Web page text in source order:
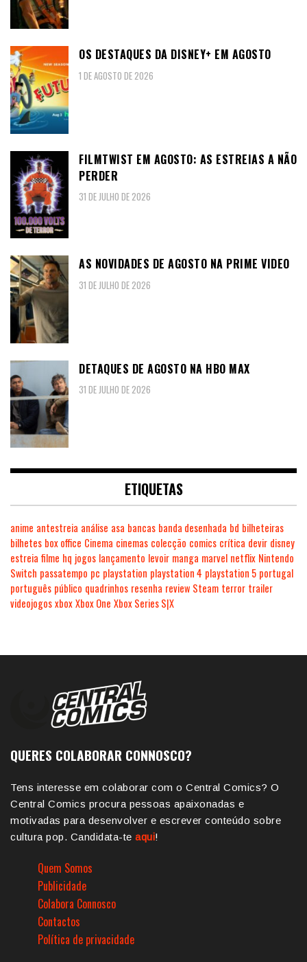
OS DESTAQUES DA DISNEY+ EM AGOSTO
1 DE AGOSTO DE 2026
FILMTWIST EM AGOSTO: AS ESTREIAS A NÃO
PERDER
31 DE JULHO DE 2026
AS NOVIDADES DE AGOSTO NA PRIME VIDEO
31 DE JULHO DE 2026
DETAQUES DE AGOSTO NA HBO MAX
31 DE JULHO DE 2026
ETIQUETAS
anime antestreia análise asa bancas banda desenhada bd bilheteiras
bilhetes box office Cinema cinemas colecção comics crítica devir disney
estreia filme hq jogos lançamento levoir manga marvel netflix Nintendo
Switch passatempo pc playstation playstation 4 playstation 5 portugal
português público quadrinhos resenha review Steam terror trailer
videojogosxboxXbox One Xbox Series S|X
QUERES COLABORAR CONNOSCO?
Tens interesse em colaborar com o Central Comics? O
Central Comics procura pessoas apaixonadas e
motivadas para desenvolver e escrever conteúdo sobre
cultura pop. Candidata-te aqui!
Quem Somos
Publicidade
Colabora Connosco
Contactos
Política de privacidade